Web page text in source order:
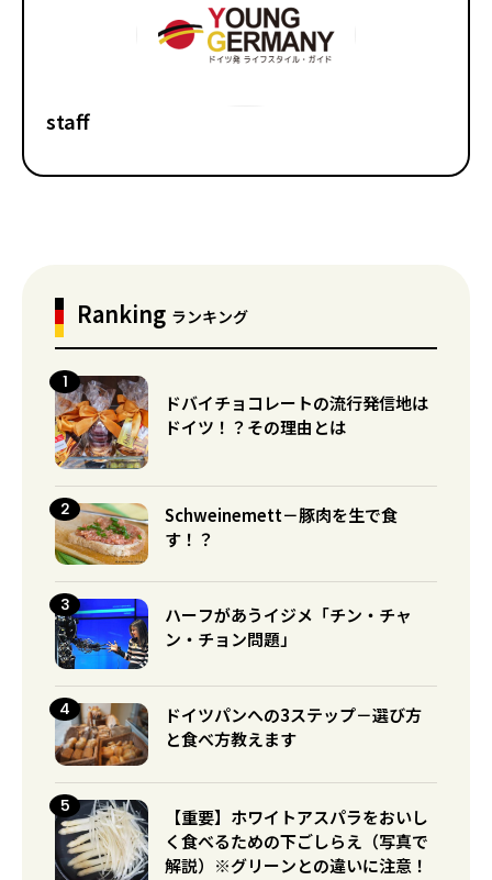
staff
Ranking ランキング
ドバイチョコレートの流行発信地は
ドイツ！？その理由とは
Schweinemett－豚肉を生で食
す！？
ハーフがあうイジメ「チン・チャ
ン・チョン問題」
ドイツパンへの3ステップ－選び方
と食べ方教えます
【重要】ホワイトアスパラをおいし
く食べるための下ごしらえ（写真で
解説）※グリーンとの違いに注意！